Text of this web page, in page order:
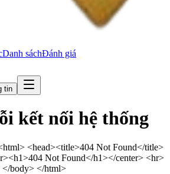
Danh sáchĐánh giá
tin
kết nối hệ thống
<head><title>404 Not Found</title>
Not Found</h1></center> <hr>
</body> </html>